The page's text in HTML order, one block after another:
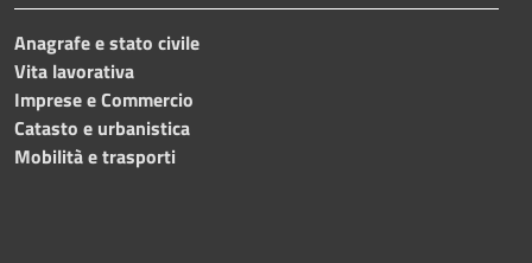
Anagrafe e stato civile
Vita lavorativa
Imprese e Commercio
Catasto e urbanistica
Mobilità e trasporti